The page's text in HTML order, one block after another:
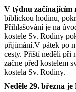
V týdnu začínajícím
biblickou hodinu,
Přihlašování je na
kostele Sv. Rodiny
přijímání.V pátek po
cesty. Příští neděli při
začne před kostelem
kostela Sv. Rodiny.
Neděle 29. března je